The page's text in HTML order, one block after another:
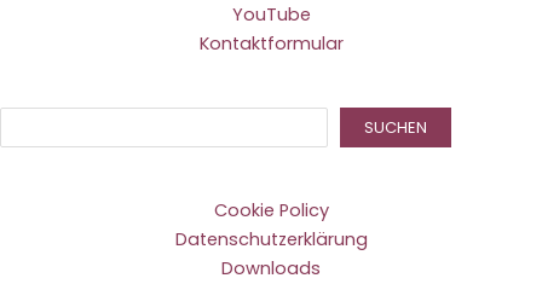
YouTube
Kontaktformular
SUCHEN
Cookie Policy
Datenschutzerklärung
Downloads